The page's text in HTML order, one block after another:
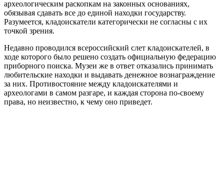
археологическим раскопкам на законных основаниях,
обязывая сдавать все до единой находки государству.
Разумеется, кладоискатели категорически не согласны с их
точкой зрения.
Недавно проводился всероссийский слет кладоискателей, в
ходе которого было решено создать официальную федерацию
приборного поиска. Музеи же в ответ отказались принимать
любительские находки и выдавать денежное вознаграждение
за них. Противостояние между кладоискателями и
археологами в самом разгаре, и каждая сторона по-своему
права, но неизвестно, к чему оно приведет.